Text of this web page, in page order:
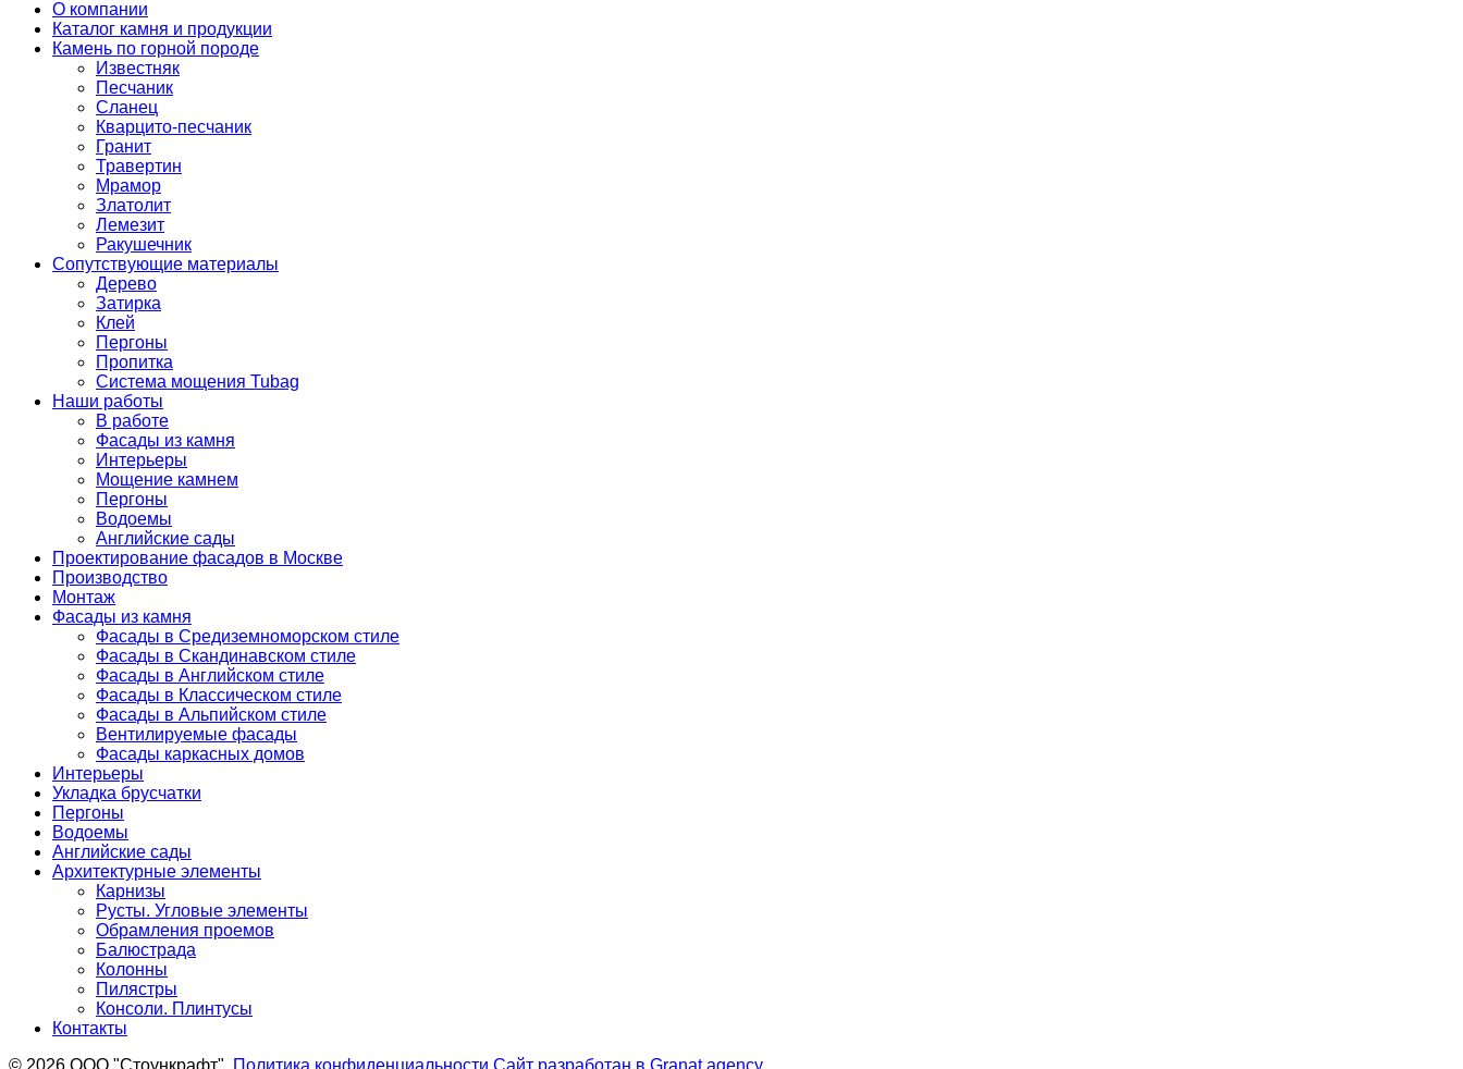
О компании
Каталог камня и продукции
Камень по горной породе
Известняк
Песчаник
Сланец
Кварцито-песчаник
Гранит
Травертин
Мрамор
Златолит
Лемезит
Ракушечник
Сопутствующие материалы
Дерево
Затирка
Клей
Пергоны
Пропитка
Система мощения Tubag
Наши работы
В работе
Фасады из камня
Интерьеры
Мощение камнем
Пергоны
Водоемы
Английские сады
Проектирование фасадов в Москве
Производство
Монтаж
Фасады из камня
Фасады в Средиземноморском стиле
Фасады в Скандинавском стиле
Фасады в Английском стиле
Фасады в Классическом стиле
Фасады в Альпийском стиле
Вентилируемые фасады
Фасады каркасных домов
Интерьеры
Укладка брусчатки
Пергоны
Водоемы
Английские сады
Архитектурные элементы
Карнизы
Русты. Угловые элементы
Обрамления проемов
Балюстрада
Колонны
Пилястры
Консоли. Плинтусы
Контакты
© 2026 ООО "Стоункрафт".
Политика конфиденциальности Сайт разработан в Granat agency